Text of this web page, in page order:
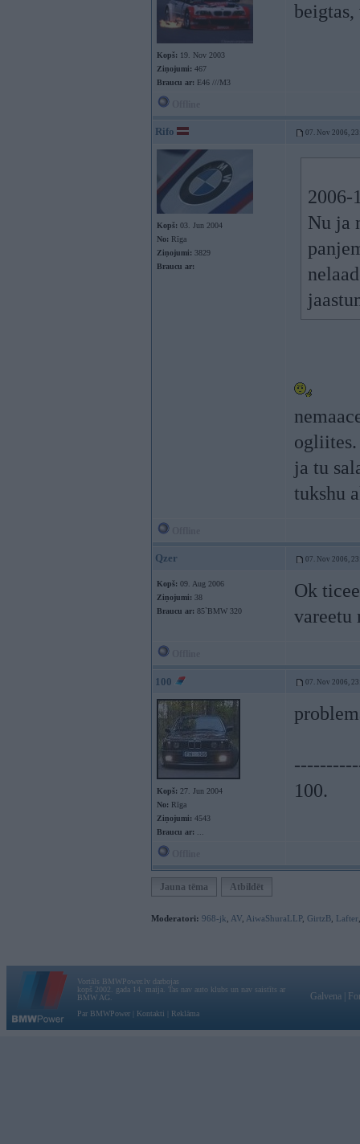
Kopš: 19. Nov 2003
Ziņojumi: 467
Braucu ar: E46 ///M3
Rifo 07. Nov 2006,
Kopš: 03. Jun 2004
No: Rīga
Ziņojumi: 3829
Braucu ar:
2006-
Nu ja
ogliites.
ja tu
tukshu
Qzer 07. Nov 2006,
Kopš: 09. Aug 2006
Ziņojumi: 38
Braucu ar: 85`BMW 320
Ok
vareetu
100 07. Nov 2006,
Kopš: 27. Jun 2004
No: Rīga
Ziņojumi: 4543
Braucu ar:
100.
Jauna tēma Atbildēt
Moderatori: 968-jk AV AiwaShuraLLP, GirtzB Lafter
Vortāls BMWPower.lv darbojas
kopš 2002. gada 14. maija. Tas nav auto klubs un nav saistīts ar
BMW AG.
Par BMWPower
Kontakti Reklāma
Galvena